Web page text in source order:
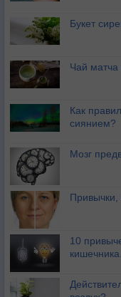
Букет
Чай матча
Как
сиянием?
Мозг
Привычки,
10